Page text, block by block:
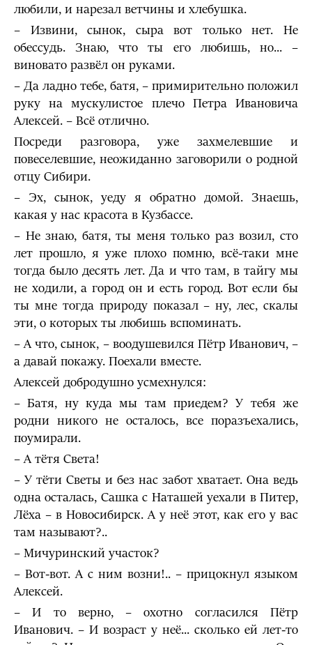
любили, и нарезал ветчины и хлебушка.
– Извини, сынок, сыра вот только нет. Не
обессудь. Знаю, что ты его любишь, но... –
виновато развёл он руками.
– Да ладно тебе, батя, – примирительно положил
руку на мускулистое плечо Петра Ивановича
Алексей. – Всё отлично.
Посреди разговора, уже захмелевшие и
повеселевшие, неожиданно заговорили о родной
отцу Сибири.
– Эх, сынок, уеду я обратно домой. Знаешь,
какая у нас красота в Кузбассе.
– Не знаю, батя, ты меня только раз возил, сто
лет прошло, я уже плохо помню, всё-таки мне
тогда было десять лет. Да и что там, в тайгу мы
не ходили, а город он и есть город. Вот если бы
ты мне тогда природу показал – ну, лес, скалы
эти, о которых ты любишь вспоминать.
– А что, сынок, – воодушевился Пётр Иванович, –
а давай покажу. Поехали вместе.
Алексей добродушно усмехнулся:
– Батя, ну куда мы там приедем? У тебя же
родни никого не осталось, все поразъехались,
поумирали.
– А тётя Света!
– У тёти Светы и без нас забот хватает. Она ведь
одна осталась, Сашка с Наташей уехали в Питер,
Лёха – в Новосибирск. А у неё этот, как его у вас
там называют?..
– Мичуринский участок?
– Вот-вот. А с ним возни!.. – прицокнул языком
Алексей.
– И то верно, – охотно согласился Пётр
Иванович. – И возраст у неё... сколько ей лет-то